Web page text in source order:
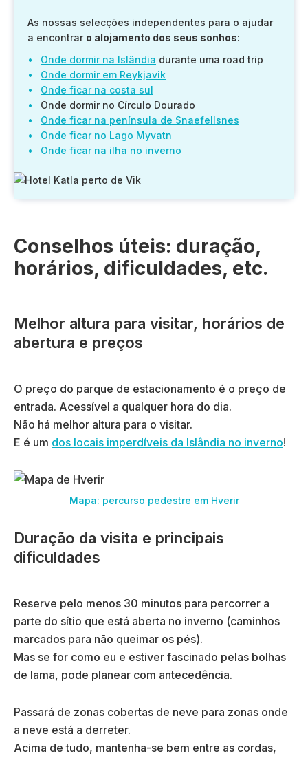
As nossas selecções independentes para o ajudar
a encontrar o alojamento dos seus sonhos:
Onde dormir na Islândia durante uma road trip
Onde dormir em Reykjavik
Onde ficar na costa sul
Onde dormir no Círculo Dourado
Onde ficar na península de Snaefellsnes
Onde ficar no Lago Myvatn
Onde ficar na ilha no inverno
Conselhos úteis: duração,
horários, dificuldades, etc.
Melhor altura para visitar, horários de
abertura e preços
O preço do parque de estacionamento é o preço de
entrada. Acessível a qualquer hora do dia.
Não há melhor altura para o visitar.
E é um dos locais imperdíveis da Islândia no inverno!
Mapa: percurso pedestre em Hverir
Duração da visita e principais
dificuldades
Reserve pelo menos 30 minutos para percorrer a
parte do sítio que está aberta no inverno (caminhos
marcados para não queimar os pés).
Mas se for como eu e estiver fascinado pelas bolhas
de lama, pode planear com antecedência.
Passará de zonas cobertas de neve para zonas onde
a neve está a derreter.
Acima de tudo, mantenha-se bem entre as cordas,